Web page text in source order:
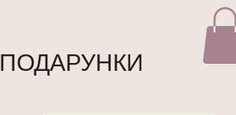
ПОДАРУНКИ